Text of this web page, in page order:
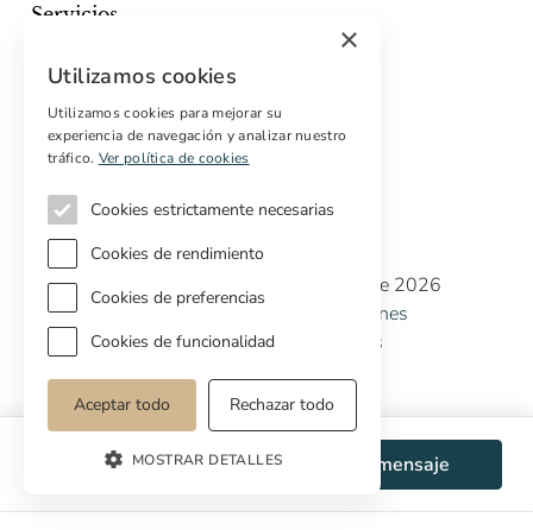
WhatsApp Enviar mensaje
Servicios
Compradores internacionales
Propiedades off-market
Servicios para compradores
Copyright © Cottage Properties Real Estate 2026
Política de Privacidad
Terminos y Condiciones
Política de CookiesPreferencias de cookies
×
Utilizamos cookies
Utilizamos cookies para mejorar su
experiencia de navegación y analizar nuestro
tráfico. Ver política de cookies
Cookies estrictamente necesarias
Cookies de rendimiento
Cookies de preferencias
Cookies de funcionalidad
Aceptar todo Rechazar todo
MOSTRAR DETALLES